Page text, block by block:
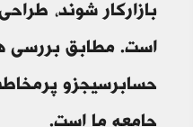
بازارکار شوند،
است. مطابق بررسی
حسابرسیجزو